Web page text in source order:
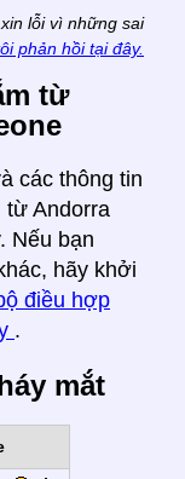
lỗi vì những sai
phản hồi tại đây.
từ
các thông tin
từ Andorra
Nếu bạn
hãy khởi
điều hợp
.
mắt